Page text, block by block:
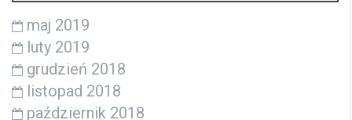
maj 2019
luty 2019
grudzień 2018
listopad 2018
październik 2018